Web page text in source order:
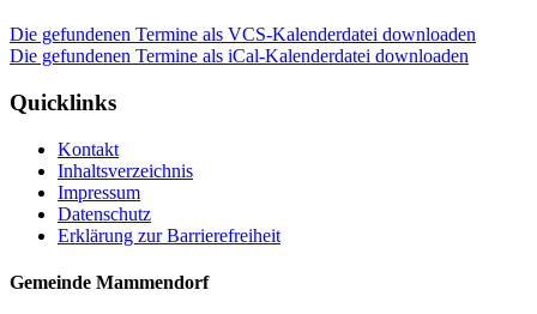
Die gefundenen Termine als VCS-Kalenderdatei downloaden
Die gefundenen Termine als iCal-Kalenderdatei downloaden
Quicklinks
Kontakt
Inhaltsverzeichnis
Impressum
Datenschutz
Erklärung zur Barrierefreiheit
Gemeinde Mammendorf